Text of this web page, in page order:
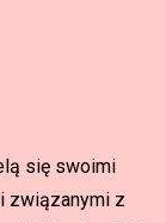
się swoimi
związanymi z